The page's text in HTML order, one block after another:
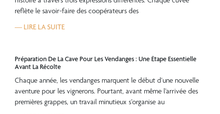
reflète le savoir-faire des coopérateurs des
— LIRE LA SUITE
Préparation De La Cave Pour Les Vendanges : Une Étape Essentielle
Avant La Récolte
Chaque année, les vendanges marquent le début d’une nouvelle
aventure pour les vignerons. Pourtant, avant même l’arrivée des
premières grappes, un travail minutieux s’organise au